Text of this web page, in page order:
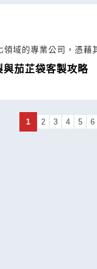
域的專業公司，憑藉
茄芷袋客製攻略
1 2 3 4 5 6